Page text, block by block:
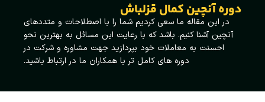
دوره آنچین کمال قزلباش
در این مقاله ما سعی کردیم شما را با اصطلاحات و متددهای
آنچین آشنا کنیم. باشد که با رعایت این مسائل به بهترین نحو
احسنت به معاملات خود بپردازید جهت مشاوره و شرکت در
دوره های کامل تر با همکاران ما در ارتباط باشید.